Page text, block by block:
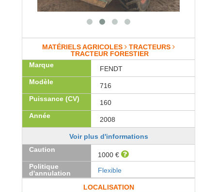
MATÉRIELS AGRICOLES
TRACTEURS
TRACTEUR FORESTIER
Marque
FENDT
Modèle
716
Puissance (CV)
160
Année
2008
Voir plus d'informations
Caution
1000 €
Politique
d'annulation
Flexible
LOCALISATION